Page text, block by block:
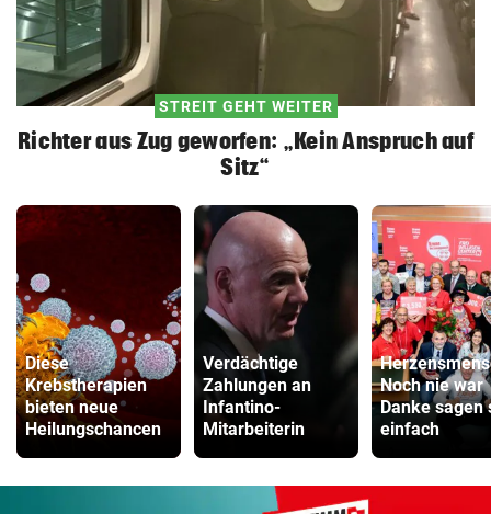
STREIT GEHT WEITER
Richter aus Zug geworfen: „Kein Anspruch auf
Sitz“
Diese
Krebstherapien
bieten neue
Heilungschancen
Verdächtige
Zahlungen an
Infantino-
Mitarbeiterin
Noch nie war
Danke sagen
einfach